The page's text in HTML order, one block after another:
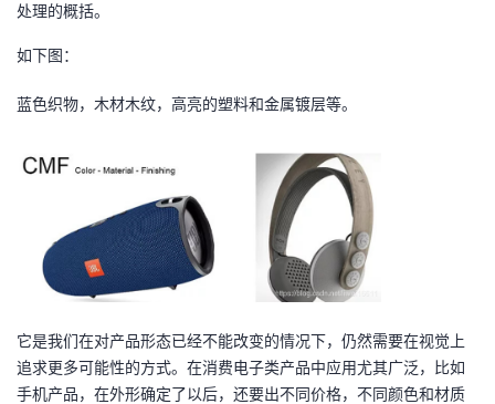
课
的
我
术
云
议
处理的概括。
如下图：
蓝色织物，木材木纹，高亮的塑料和金属镀层等。
它是我们在对产品形态已经不能改变的情况下，仍然需要在视觉上
追求更多可能性的方式。在消费电子类产品中应用尤其广泛，比如
手机产品，在外形确定了以后，还要出不同价格，不同颜色和材质